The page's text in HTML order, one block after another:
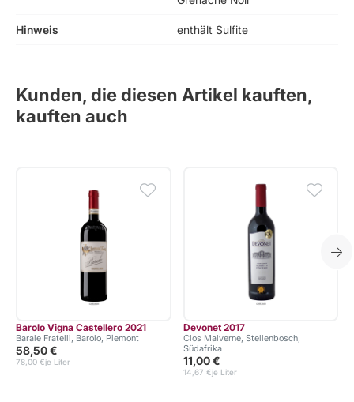
Hinweis enthält Sulfite
Kunden, die diesen Artikel kauften,
kauften auch
Barolo Vigna Castellero 2021
Barale Fratelli, Barolo, Piemont
58,50 €
je Liter
78,00 €
Devonet 2017
Clos Malverne, Stellenbosch,
Südafrika
11,00 €
je Liter
14,67 €